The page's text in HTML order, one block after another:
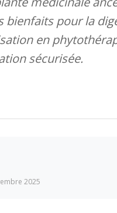
bienfaits pour la
en
sécurisée.
2025